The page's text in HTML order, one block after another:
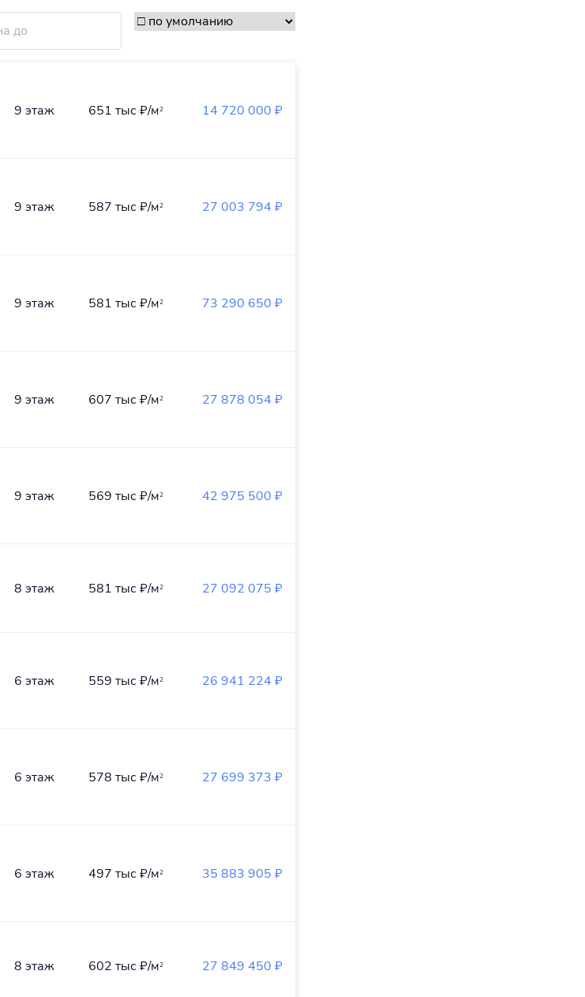
9 этаж 651 тыс ₽/м2 14 720 000 ₽
9 этаж 587 тыс ₽/м2 27 003 794 ₽
9 этаж 581 тыс ₽/м2 73 290 650 ₽
9 этаж 607 тыс ₽/м2 27 878 054 ₽
9 этаж 569 тыс ₽/м2 42 975 500 ₽
8 этаж 581 тыс ₽/м2 27 092 075 ₽
6 этаж 559 тыс ₽/м2 26 941 224 ₽
6 этаж 578 тыс ₽/м2 27 699 373 ₽
6 этаж 497 тыс ₽/м2 35 883 905 ₽
8 этаж 602 тыс ₽/м2 27 849 450 ₽